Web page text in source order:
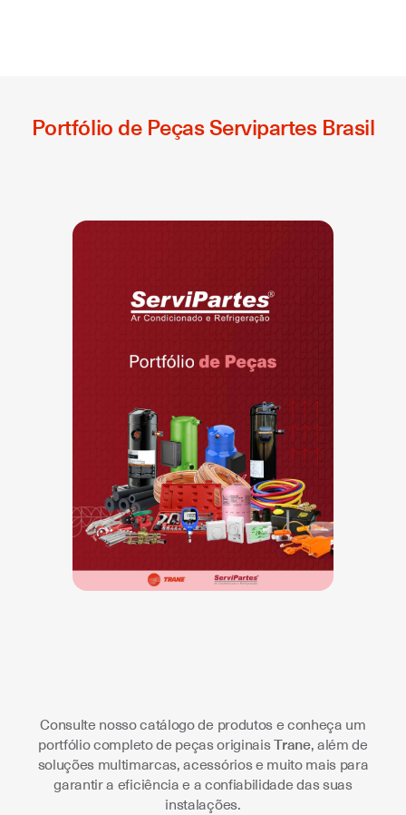
Portfólio de Peças Servipartes Brasil
Consulte nosso catálogo de produtos e conheça um
portfólio completo de peças originaisTrane, além de
soluções multimarcas, acessórios e muito mais para
garantir a eficiência e a confiabilidade das suas
instalações.